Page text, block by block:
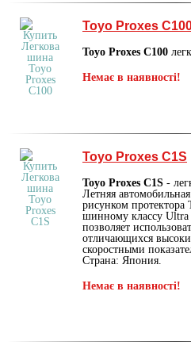
Toyo Proxes
Toyo Proxes C100
Немає в наявності!
Toyo Proxes C1S
Toyo Proxes C1S -
Летняя
рисунком протектора
шинному классу Ultra
позволяет
отличающихся
скоростными
Страна: Япония.
Немає в наявності!